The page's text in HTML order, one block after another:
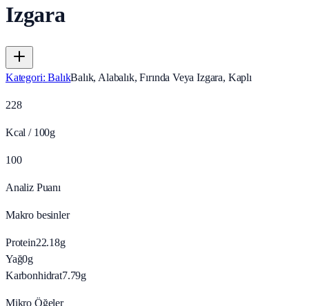
Izgara
Kategori:BalıkBalık, Alabalık, Fırında Veya Izgara, Kaplı
228
Kcal / 100g
100
Analiz Puanı
Makro besinler
Protein22.18g
Yağ0g
Karbonhidrat7.79g
Mikro Öğeler